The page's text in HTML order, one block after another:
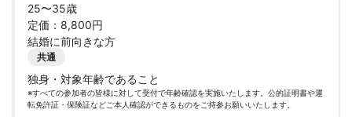
25〜35歳
定価：8,800円
結婚に前向きな方
共通
独身・対象年齢であること
※すべての参加者の皆様に対して受付で年齢確認を実施いたします。公的証明書や運
転免許証・保険証などご本人確認ができるものをご持参お願いいたします。